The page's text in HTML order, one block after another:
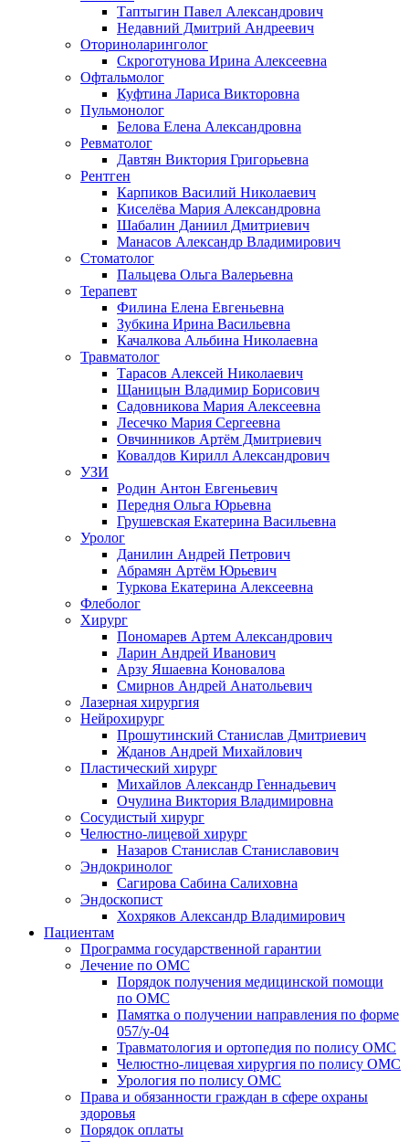
Таптыгин Павел Александрович
Недавний Дмитрий Андреевич
Оториноларинголог
Скроготунова Ирина Алексеевна
Офтальмолог
Куфтина Лариса Викторовна
Пульмонолог
Белова Елена Александровна
Ревматолог
Давтян Виктория Григорьевна
Рентген
Карпиков Василий Николаевич
Киселёва Мария Александровна
Шабалин Даниил Дмитриевич
Манасов Александр Владимирович
Стоматолог
Пальцева Ольга Валерьевна
Терапевт
Филина Елена Евгеньевна
Зубкина Ирина Васильевна
Качалкова Альбина Николаевна
Травматолог
Тарасов Алексей Николаевич
Щаницын Владимир Борисович
Садовникова Мария Алексеевна
Лесечко Мария Сергеевна
Овчинников Артём Дмитриевич
Ковалдов Кирилл Александрович
УЗИ
Родин Антон Евгеньевич
Передня Ольга Юрьевна
Грушевская Екатерина Васильевна
Уролог
Данилин Андрей Петрович
Абрамян Артём Юрьевич
Туркова Екатерина Алексеевна
Флеболог
Хирург
Пономарев Артем Александрович
Ларин Андрей Иванович
Арзу Яшаевна Коновалова
Смирнов Андрей Анатольевич
Лазерная хирургия
Нейрохирург
Прошутинский Станислав Дмитриевич
Жданов Андрей Михайлович
Пластический хирург
Михайлов Александр Геннадьевич
Очулина Виктория Владимировна
Сосудистый хирург
Челюстно-лицевой хирург
Назаров Станислав Станиславович
Эндокринолог
Сагирова Сабина Салиховна
Эндоскопист
Хохряков Александр Владимирович
Пациентам
Программа государственной гарантии
Лечение по ОМС
Порядок получения медицинской помощи
по ОМС
Памятка о получении направления по форме
057/у-04
Травматология и ортопедия по полису ОМС
Челюстно-лицевая хирургия по полису ОМС
Урология по полису ОМС
Права и обязанности граждан в сфере охраны
здоровья
Порядок оплаты